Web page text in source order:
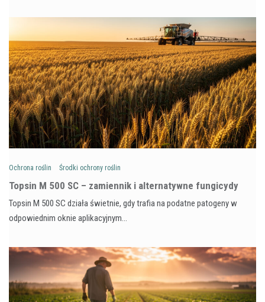
Ochrona roślin Środki ochrony roślin
Topsin M 500 SC – zamiennik i alternatywne fungicydy
Topsin M 500 SC działa świetnie, gdy trafia na podatne patogeny w
odpowiednim oknie aplikacyjnym…